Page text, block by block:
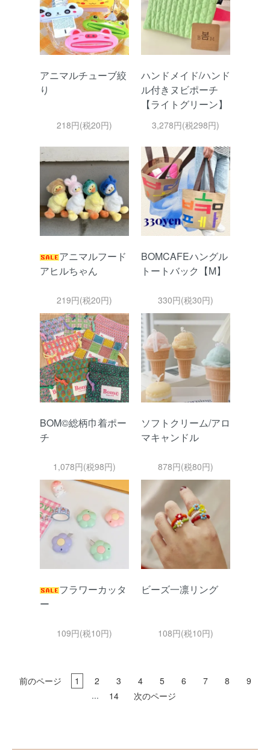
アニマルチューブ絞
り
218円(税20円)
ハンドメイド/ハンド
ル付きヌビポーチ
【ライトグリーン】
3,278円(税298円)
アニマルフード
アヒルちゃん
219円(税20円)
BOMCAFEハングル
トートバック【M】
330円(税30円)
BOM©総柄巾着ポー
チ
1,078円(税98円)
ソフトクリーム/アロ
マキャンドル
878円(税80円)
フラワーカッタ
ー
109円(税10円)
ビーズ一凛リング
108円(税10円)
前のページ 1 2 3 4 5 6 7 8
9
...
14 次のページ